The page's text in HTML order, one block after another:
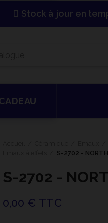
Stock à jour en
S-2702 -
S-2702 -
0,00 € TTC